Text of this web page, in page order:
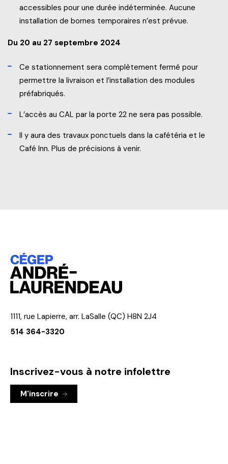
accessibles pour une durée indéterminée. Aucune
installation de bornes temporaires n’est prévue.
Du 20 au 27 septembre 2024
Ce stationnement sera complètement fermé pour
permettre la livraison et l’installation des modules
préfabriqués.
L’accès au CAL par la porte 22 ne sera pas possible.
Il y aura des travaux ponctuels dans la cafétéria et le
Café Inn. Plus de précisions à venir.
1111, rue Lapierre, arr. LaSalle (QC) H8N 2J4
514 364-3320
Inscrivez-vous à notre infolettre
M'inscrire